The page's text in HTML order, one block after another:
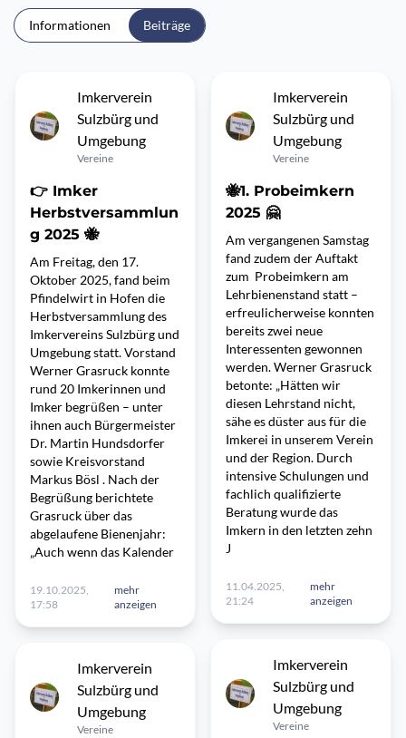
Informationen Beiträge
Imkerverein
Sulzbürg und
Umgebung
Vereine
👉 Imker
Herbstversammlun
g 2025 🐝
Am Freitag, den 17.
Oktober 2025, fand beim
Pfindelwirt in Hofen die
Herbstversammlung des
Imkervereins Sulzbürg und
Umgebung statt. Vorstand
Werner Grasruck konnte
rund 20 Imkerinnen und
Imker begrüßen – unter
ihnen auch Bürgermeister
Dr. Martin Hundsdorfer
sowie Kreisvorstand
Markus Bösl . Nach der
Begrüßung berichtete
Grasruck über das
abgelaufene Bienenjahr:
„Auch wenn das Kalender
19.10.2025,
17:58
mehr
anzeigen
Imkerverein
Sulzbürg und
Umgebung
Vereine
Imkerverein
Sulzbürg und
Umgebung
Vereine
🐝1. Probeimkern
2025 🤗
Am vergangenen Samstag
fand zudem der Auftakt
zum Probeimkern am
Lehrbienenstand statt –
erfreulicherweise konnten
bereits zwei neue
Interessenten gewonnen
werden. Werner Grasruck
betonte: „Hätten wir
diesen Lehrstand nicht,
sähe es düster aus für die
Imkerei in unserem Verein
und der Region. Durch
intensive Schulungen und
fachlich qualifizierte
Beratung wurde das
Imkern in den letzten zehn
J
11.04.2025,
21:24
mehr
anzeigen
Imkerverein
Sulzbürg und
Umgebung
Vereine